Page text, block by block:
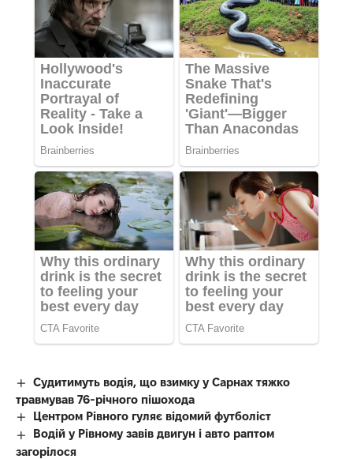
Судитимуть водія, що взимку у Сарнах тяжко
травмував 76-річного пішохода
Центром Рівного гуляє відомий футболіст
Водій у Рівному завів двигун і авто раптом
загорілося